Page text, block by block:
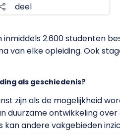
deel
inmiddels 2.600 studenten
van elke opleiding. Ook
als geschiedenis?
zijn als de mogelijkheid
duurzame ontwikkeling
andere vakgebieden